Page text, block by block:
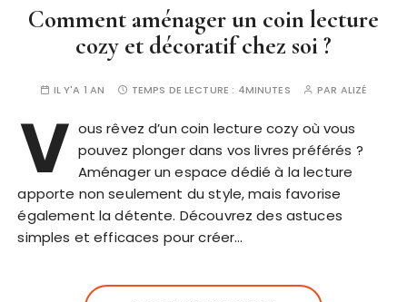
Comment aménager un coin lecture
cozy et décoratif chez soi ?
IL Y'A 1 AN TEMPS DE LECTURE : 4MINUTES PAR ALIZÉ
V ous rêvez d’un coin lecture cozy où vous
pouvez plonger dans vos livres préférés ?
Aménager un espace dédié à la lecture
apporte non seulement du style, mais favorise
également la détente. Découvrez des astuces
simples et efficaces pour créer…